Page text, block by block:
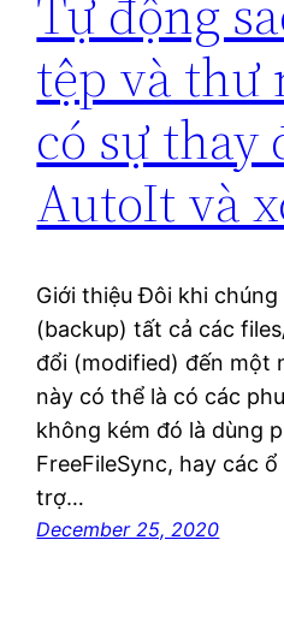
Tự động
tệp và thư
có sự thay
AutoIt và
Giới thiệu Đôi khi chúng
(backup) tất cả các
đổi (modified) đến một
này có thể là có các
không kém đó là dùng
FreeFileSync, hay các
trợ…
December 25, 2020